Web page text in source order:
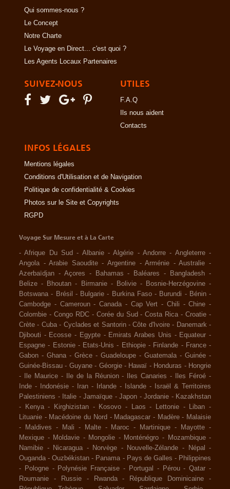
Qui sommes-nous ?
Le Concept
Notre Charte
Le Voyage en Direct... c'est quoi ?
Les Agents Locaux Partenaires
SUIVEZ-NOUS UTILES
F.A.Q
Ils nous aident
Contacts
INFOS LÉGALES
Mentions légales
Conditions d'Utilisation et de Navigation
Politique de confidentialité & Cookies
Photos sur le Site et Copyrights
RGPD
Voyage Sur Mesure et à La Carte
-Afrique Du Sud - Albanie -Algérie -Andorre - Angleterre -
Angola -Arabie Saoudite -Argentine -Arménie -Australie -
Azerbaïdjan - Açores - Bahamas - Baléares - Bangladesh -
Belize - Bhoutan - Birmanie - Bolivie - Bosnie-Herzégovine -
Botswana - Brésil - Bulgarie - Burkina Faso - Burundi - Bénin -
Cambodge - Cameroun - Canada - Cap Vert - Chili -Chine -
Colombie - Congo RDC - Corée du Sud -Costa Rica -Croatie -
Crète - Cuba - Cyclades et Santorin -Côte d'Ivoire - Danemark -
Djibouti - Ecosse - Egypte - Emirats Arabes Unis - Equateur -
Espagne - Estonie - Etats-Unis - Ethiopie - Finlande - France -
Gabon - Ghana - Grèce - Guadeloupe - Guatemala - Guinée -
Guinée-Bissau - Guyane - Géorgie - Hawaï - Honduras - Hongrie
-
Ile Maurice - Ile de la Réunion - Iles Canaries - Iles Féroé -
Inde - Indonésie - Iran - Irlande - Islande -
Israël & Territoires
Palestiniens - Italie - Jamaïque - Japon - Jordanie - Kazakhstan
-
Kenya - Kirghizistan - Kosovo - Laos - Lettonie - Liban -
Lituanie - Macédoine du Nord - Madagascar - Madère - Malaisie
-
Maldives - Mali - Malte - Maroc - Martinique - Mayotte -
Mexique - Moldavie - Mongolie - Monténégro - Mozambique -
Namibie - Nicaragua - Norvège - Nouvelle-Zélande - Népal
-
Ouganda -Ouzbékistan - Panama - Pays de Galles - Philippines
-
Pologne - Polynésie Française - Portugal - Pérou -Qatar -
Roumanie
- Russie - Rwanda - République Dominicaine
-